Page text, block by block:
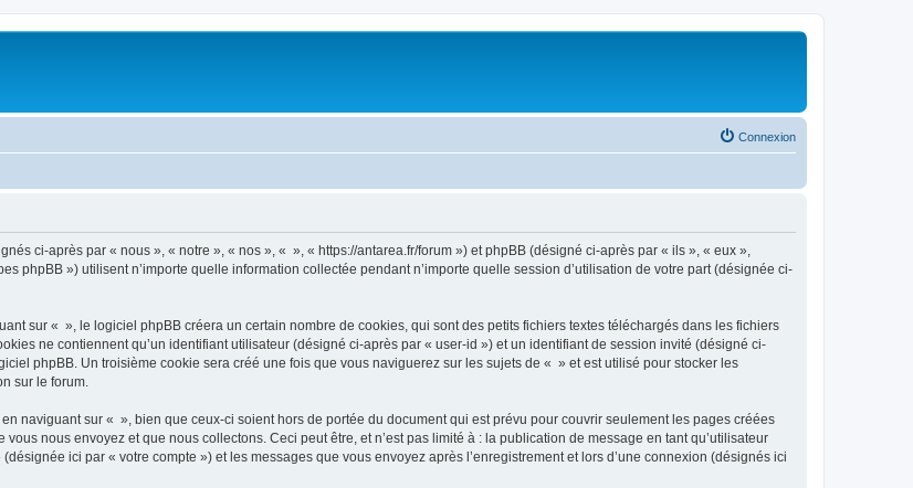
Connexion
ci-après par « nous », « notre », « nos », « », « https://antarea.fr/forum ») et phpBB (désigné ci-après par « ils », « eux »,
phpBB ») utilisent n’importe quelle information collectée pendant n’importe quelle session d’utilisation de votre part (désignée ci-
sur « », le logiciel phpBB créera un certain nombre de cookies, qui sont des petits fichiers textes téléchargés dans les fichiers
ne contiennent qu’un identifiant utilisateur (désigné ci-après par « user-id ») et un identifiant de session invité (désigné ci-
phpBB. Un troisième cookie sera créé une fois que vous naviguerez sur les sujets de « » et est utilisé pour stocker les
sur le forum.
naviguant sur « », bien que ceux-ci soient hors de portée du document qui est prévu pour couvrir seulement les pages créées
nous envoyez et que nous collectons. Ceci peut être, et n’est pas limité à : la publication de message en tant qu’utilisateur
ici par « votre compte ») et les messages que vous envoyez après l’enregistrement et lors d’une connexion (désignés ici